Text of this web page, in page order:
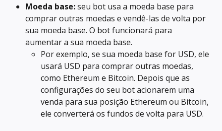
Moeda base: seu bot usa a moeda base para
comprar outras moedas e vendê-las de volta por
sua moeda base. O bot funcionará para
aumentar a sua moeda base.
Por exemplo, se sua moeda base for USD, ele
usará USD para comprar outras moedas,
como Ethereum e Bitcoin. Depois que as
configurações do seu bot acionarem uma
venda para sua posição Ethereum ou Bitcoin,
ele converterá os fundos de volta para USD.